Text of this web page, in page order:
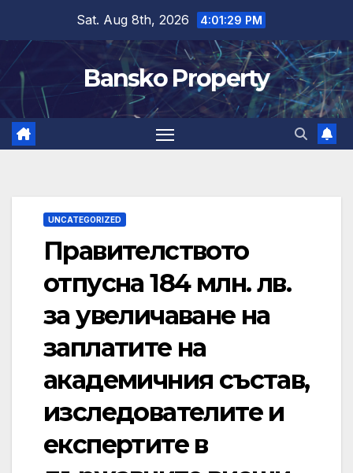
content
Sat. Aug 8th, 2026 4:01:30 PM
Bansko Property
UNCATEGORIZED
Правителството
отпусна 184 млн. лв.
за увеличаване на
заплатите на
академичния състав,
изследователите и
експертите в